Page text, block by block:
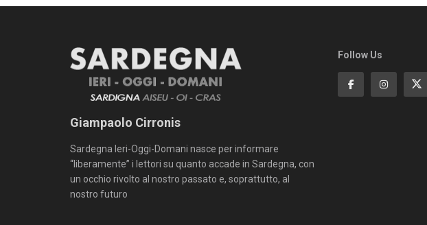
Giampaolo Cirronis
Sardegna Ieri-Oggi-Domani nasce per informare
“liberamente” i lettori su quanto accade in Sardegna, con
un occhio rivolto al nostro passato e, soprattutto, al
nostro futuro
Follow Us